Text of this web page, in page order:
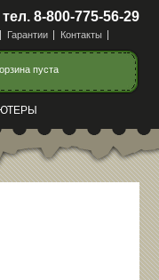
тел. 8-800-775-56-29
Гарантии Контакты
пуста